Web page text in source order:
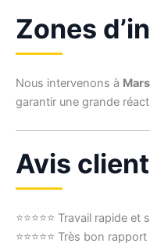
Zones
Nous intervenons à
garantir une grande
Avis
⭐⭐⭐⭐⭐ Travail rapide et
⭐⭐⭐⭐⭐ Très bon